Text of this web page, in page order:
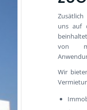
uns auf
von
Wir